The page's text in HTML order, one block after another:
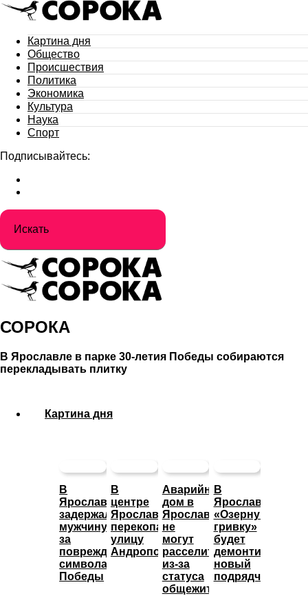
Картина дня
Общество
Происшествия
Политика
Экономика
Культура
Наука
Спорт
Подписывайтесь:
СОРОКА
В Ярославле в парке 30-летия Победы собираются
перекладывать плитку
Картина дня
В
Ярославле
задержали
мужчину
за
повреждение
символа
Победы
В
центре
Ярославля
перекопали
улицу
Андропова
Аварийный
дом в
Ярославле
не
могут
расселить
из-за
статуса
общежития
В
Ярославле
«Озерную
гривку»
будет
демонтировать
новый
подрядчик